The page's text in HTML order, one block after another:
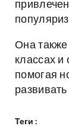
Она также
классах и
помогая
Теги :